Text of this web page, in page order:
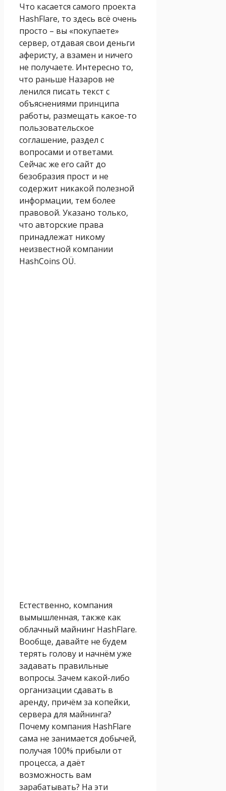
Что касается самого проекта
HashFlare, то здесь всё очень
просто – вы «покупаете»
сервер, отдавая свои деньги
аферисту, а взамен и ничего
не получаете. Интересно то,
что раньше Назаров не
ленился писать текст с
объяснениями принципа
работы, размещать какое-то
пользовательское
соглашение, раздел с
вопросами и ответами.
Сейчас же его сайт до
безобразия прост и не
содержит никакой полезной
информации, тем более
правовой. Указано только,
что авторские права
принадлежат никому
неизвестной компании
HashCoins OÜ.
Естественно, компания
вымышленная, также как
облачный майнинг HashFlare.
Вообще, давайте не будем
терять голову и начнём уже
задавать правильные
вопросы. Зачем какой-либо
организации сдавать в
аренду, причём за копейки,
сервера для майнинга?
Почему компания HashFlare
сама не занимается добычей,
получая 100% прибыли от
процесса, а даёт
возможность вам
зарабатывать? На эти